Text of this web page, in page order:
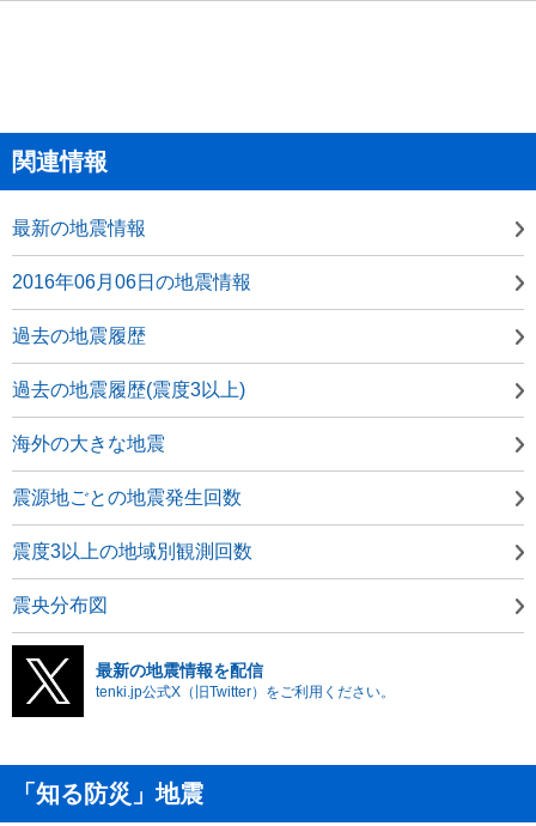
関連情報
最新の地震情報
2016年06月06日の地震情報
過去の地震履歴
過去の地震履歴(震度3以上)
海外の大きな地震
震源地ごとの地震発生回数
震度3以上の地域別観測回数
震央分布図
最新の地震情報を配信
tenki.jp公式X（旧Twitter）をご利用ください。
「知る防災」地震